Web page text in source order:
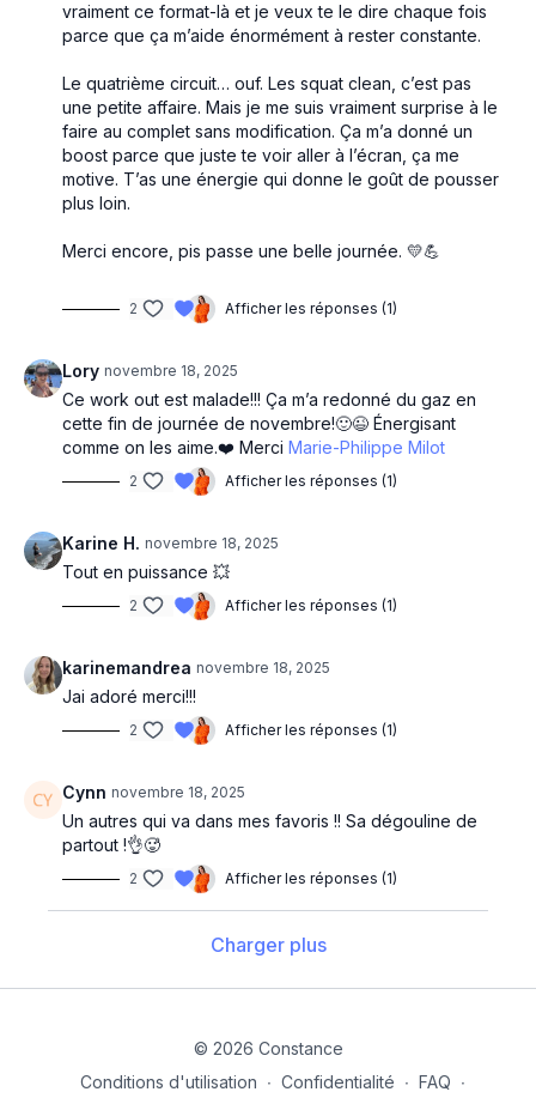
vraiment ce format-là et je veux te le dire chaque fois
parce que ça m’aide énormément à rester constante.
Le quatrième circuit… ouf. Les squat clean, c’est pas
une petite affaire. Mais je me suis vraiment surprise à le
faire au complet sans modification. Ça m’a donné un
boost parce que juste te voir aller à l’écran, ça me
motive. T’as une énergie qui donne le goût de pousser
plus loin.
Merci encore, pis passe une belle journée. 💛💪
2 Afficher les réponses (1)
Lory novembre 18, 2025
Ce work out est malade!!! Ça m’a redonné du gaz en
cette fin de journée de novembre!🙂😉 Énergisant
comme on les aime.❤️ Merci Marie-Philippe Milot
2 Afficher les réponses (1)
Karine H. novembre 18, 2025
Tout en puissance 💥
2 Afficher les réponses (1)
karinemandrea novembre 18, 2025
Jai adoré merci!!!
2 Afficher les réponses (1)
Cynn novembre 18, 2025
Un autres qui va dans mes favoris !! Sa dégouline de
partout !👌🥵
2 Afficher les réponses (1)
Charger plus
© 2026 Constance
Conditions d'utilisation ∙ Confidentialité ∙ FAQ ∙